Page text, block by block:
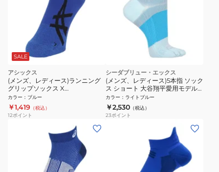
SALE
アシックス
(メンズ、レディース)ランニング
グリップソックス X
3013B030.400
カラー ： ブルー
￥1,419 （税込）
12ポイント
シーダブリュー・エックス
(メンズ、レディース)5本指 ソック
ス ショート 大谷翔平愛用モデル
BCR610LB
カラー ： ライトブルー
￥2,530 （税込）
23ポイント